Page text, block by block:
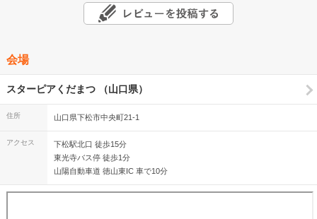
会場
スターピアくだまつ （山口県）
住所 山口県下松市中央町21-1
アクセス
下松駅北口 徒歩15分
東光寺バス停 徒歩1分
山陽自動車道 徳山東IC 車で10分